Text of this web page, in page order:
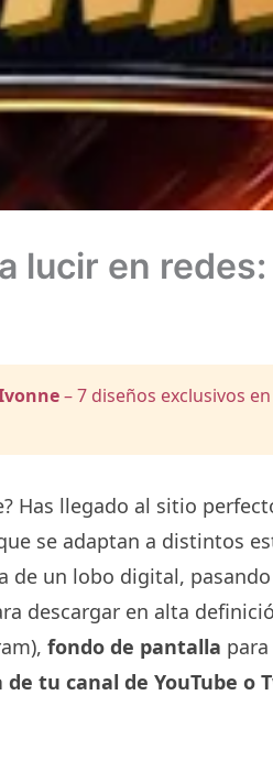
lucir en
– 7 diseños exclusivos
Has llegado al sitio
se adaptan a distintos
de un lobo digital,
descargar en alta
fondo de pantalla
de tu canal de YouTube o